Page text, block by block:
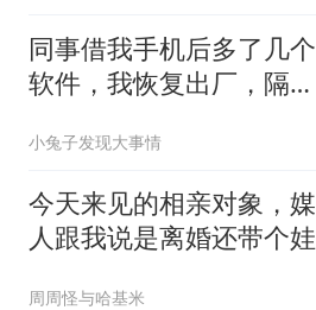
同事借我手机后多了几个
软件，我恢复出厂，隔壁
小兔子发现大事情
今天来见的相亲对象，媒
人跟我说是离婚还带个娃
周周怪与哈基米